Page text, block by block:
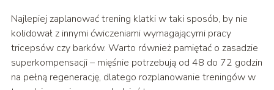
Najlepiej zaplanować trening klatki w taki sposób, by nie
kolidował z innymi ćwiczeniami wymagającymi pracy
tricepsów czy barków. Warto również pamiętać o zasadzie
superkompensacji – mięśnie potrzebują od 48 do 72 godzin
na pełną regenerację, dlatego rozplanowanie treningów w